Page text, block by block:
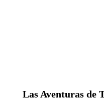
Las Aventuras